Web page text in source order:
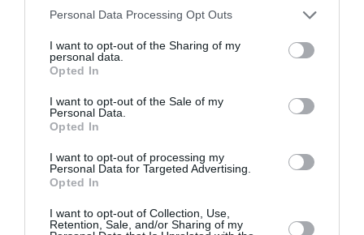
Personal Data Processing Opt Outs
I want to opt-out of the Sharing of my
personal data.
Opted In
I want to opt-out of the Sale of my
Personal Data.
Opted In
I want to opt-out of processing my
Personal Data for Targeted Advertising.
Opted In
I want to opt-out of Collection, Use,
Retention, Sale, and/or Sharing of my
Newsletter
την Τέχνη και τον Πολιτισμό!
Ακολουθήστε το Culturenow.gr